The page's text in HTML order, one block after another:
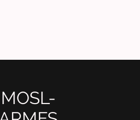
MOSL-